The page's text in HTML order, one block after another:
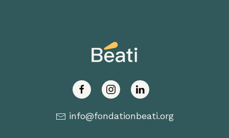
info@fondationbeati.org